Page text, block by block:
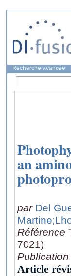
Recherche avancée
an
par Del
Martine
Référence
7021)
Publication
Article